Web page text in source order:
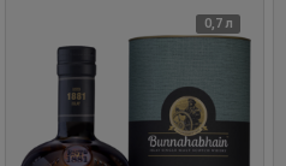
0,7 л